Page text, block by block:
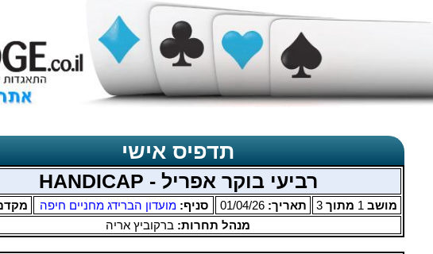
תדפיס אישי
רביעי בוקר אפריל - HANDICAP
מושב 1 מתוך 3 תאריך:01/04/26 סניף:מועדון הברידג מחניים חיפה
מנהל תחרות: ברקוביץ אריה